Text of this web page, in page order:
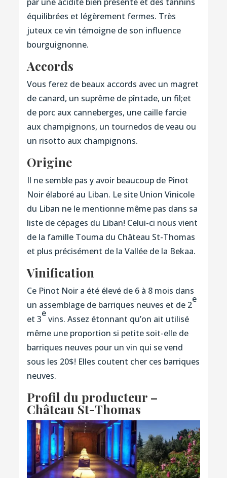
équilibrées et légèrement fermes. Très
juteux ce vin témoigne de son influence
bourguignonne.
Accords
Vous ferez de beaux accords avec un magret
de canard, un suprême de pîntade, un fil;et
de porc aux canneberges, une caille farcie
aux champignons, un tournedos de veau ou
un risotto aux champignons.
Origine
Il ne semble pas y avoir beaucoup de Pinot
Noir élaboré au Liban. Le site Union Vinicole
du Liban ne le mentionne même pas dans sa
liste de cépages du Liban! Celui-ci nous vient
de la famille Touma du Château St-Thomas
et plus précisément de la Vallée de la Bekaa.
Vinification
Ce Pinot Noir a été élevé de 6 à 8 mois dans
un assemblage de barriques neuves et de 2
e
et 3
e
vins. Assez étonnant qu’on ait utilisé
même une proportion si petite soit-elle de
barriques neuves pour un vin qui se vend
sous les 20$! Elles coutent cher ces barriques
neuves.
Profil du producteur –
Château St-Thomas